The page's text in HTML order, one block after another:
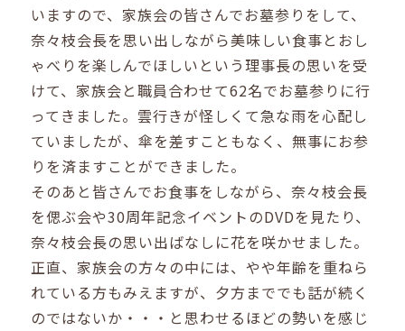
いますので、家族会の皆さんでお墓参りをして、
奈々枝会長を思い出しながら美味しい食事とおし
ゃべりを楽しんでほしいという理事長の思いを受
けて、家族会と職員合わせて62名でお墓参りに行
ってきました。雲行きが怪しくて急な雨を心配し
ていましたが、傘を差すこともなく、無事にお参
りを済ますことができました。
そのあと皆さんでお食事をしながら、奈々枝会長
を偲ぶ会や30周年記念イベントのDVDを見たり、
奈々枝会長の思い出ばなしに花を咲かせました。
正直、家族会の方々の中には、やや年齢を重ねら
れている方もみえますが、夕方まででも話が続く
のではないか・・・と思わせるほどの勢いを感じ